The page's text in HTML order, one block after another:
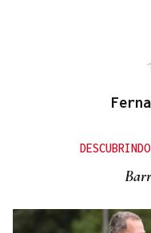
Gráfico | España